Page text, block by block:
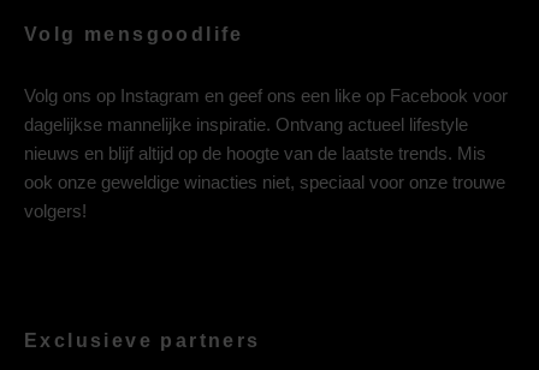
Volg mensgoodlife
Volg ons op Instagram en geef ons een like op Facebook voor
dagelijkse mannelijke inspiratie. Ontvang actueel lifestyle
nieuws en blijf altijd op de hoogte van de laatste trends. Mis
ook onze geweldige winacties niet, speciaal voor onze trouwe
volgers!
Exclusieve partners